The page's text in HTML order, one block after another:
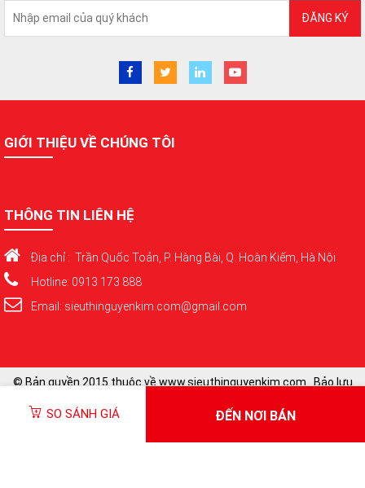
SO SÁNH GIÁ ĐẾN NƠI BÁN
ĐĂNG KÝ
GIỚI THIỆU VỀ CHÚNG TÔI
THÔNG TIN LIÊN HỆ
Địa chỉ : Trần Quốc Toản, P. Hàng Bài, Q. Hoàn Kiếm, Hà Nội
Hotline: 0913 173 888
Email: sieuthinguyenkim.com@gmail.com
© Bản quyền 2015 thuộc về www.sieuthinguyenkim.com . Bảo lưu